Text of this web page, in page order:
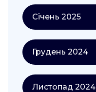
Січень 2025
Грудень 2024
Листопад 2024